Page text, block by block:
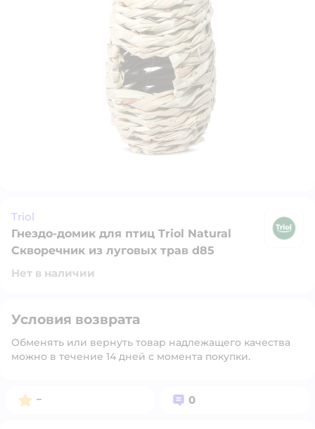
Triol
Гнездо-домик для птиц Triol Natural
Скворечник из луговых трав d85
Нет в наличии
Условия возврата
Обменять или вернуть товар надлежащего качества
можно в течение 14 дней с момента покупки.
Рейтинг:
– Вопросов:
0